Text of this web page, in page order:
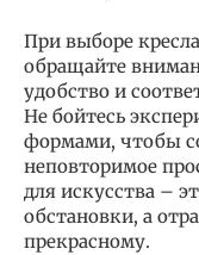
При выборе
обращайте
удобство и
Не бойтесь
формами, чтобы
неповторимое
для искусства –
обстановки, а
прекрасному.